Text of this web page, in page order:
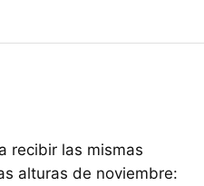
recibir las mismas
alturas de noviembre: